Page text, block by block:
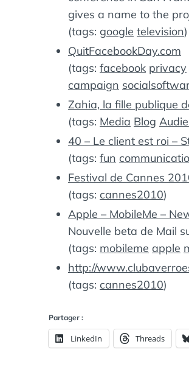
gives a name to the
(tags: google television)
QuitFacebookDay.com
(tags: facebook privacy
campaign
Zahia, la fille publique
(tags: Media Blog
40 – Le client est roi –
(tags: fun
Festival de Cannes
(tags: cannes2010)
Apple – MobileMe –
Nouvelle beta de Mail
(tags: mobileme apple
http://
(tags: cannes2010)
Partager :
LinkedIn Threads